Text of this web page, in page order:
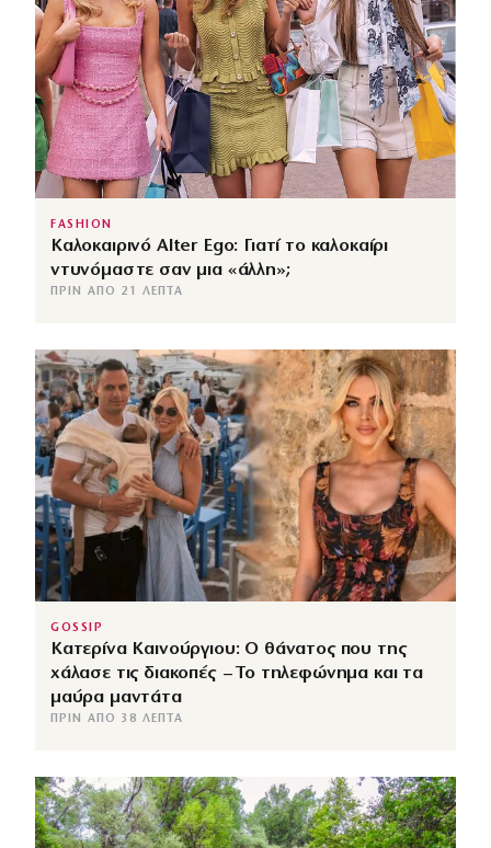
FASHION
Καλοκαιρινό Alter Ego: Γιατί το καλοκαίρι
ντυνόμαστε σαν μια «άλλη»;
ΠΡΙΝ ΑΠΌ 21 ΛΕΠΤΆ
GOSSIP
Κατερίνα Καινούργιου: Ο θάνατος που της
χάλασε τις διακοπές – Το τηλεφώνημα και τα
μαύρα μαντάτα
ΠΡΙΝ ΑΠΌ 38 ΛΕΠΤΆ